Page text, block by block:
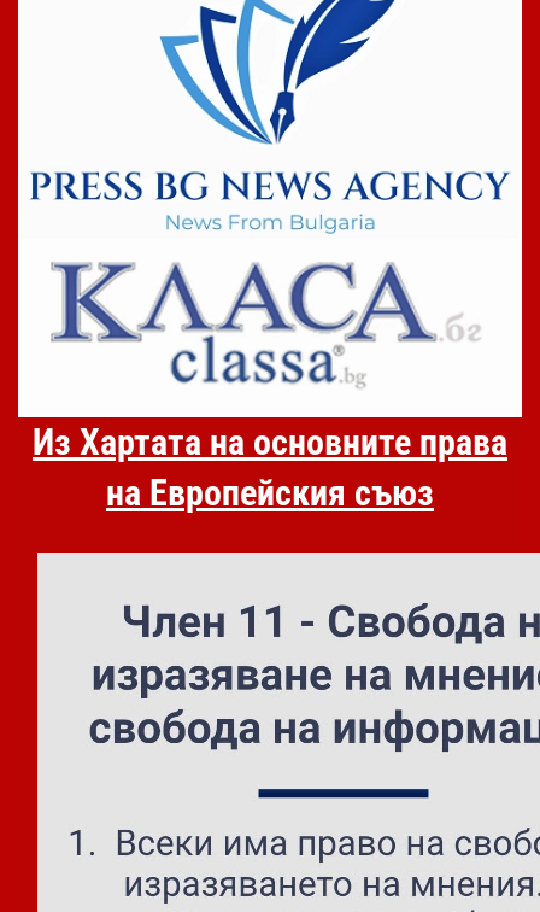
Из Хартата на основните права
на Европейския съюз